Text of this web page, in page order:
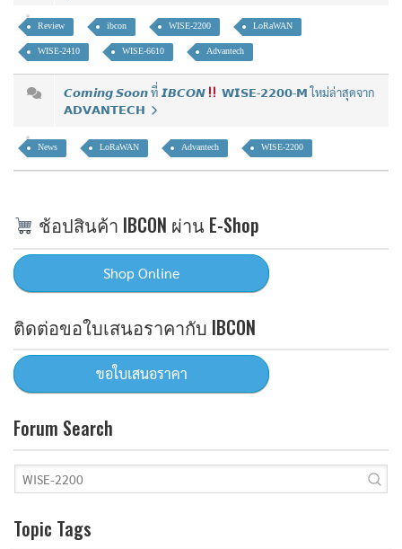
Review ibcon WISE-2200 LoRaWAN
WISE-2410 WISE-6610 Advantech
𝘾𝙤𝙢𝙞𝙣𝙜 𝙎𝙤𝙤𝙣 ที่ 𝙄𝘽𝘾𝙊𝙉
𝗪𝗜𝗦𝗘-𝟮𝟮𝟬𝟬-𝗠 ใหม่ล่าสุดจาก
𝗔𝗗𝗩𝗔𝗡𝗧𝗘𝗖𝗛
News LoRaWAN Advantech WISE-2200
ช้อปสินค้า IBCON ผ่าน E-Shop
ติดต่อขอใบเสนอราคากับ IBCON
Forum Search
Topic Tags